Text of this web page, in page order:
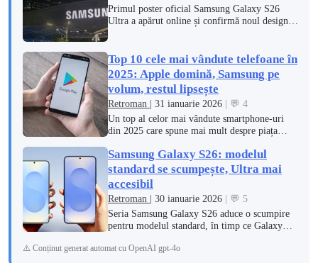
Primul poster oficial Samsung Galaxy S26
Ultra a apărut online și confirmă noul design,
Top 10 cele mai vândute telefoane în
2025: Apple domină, Samsung pe
volum, restul lipsește
Retroman | 31 ianuarie 2026
| 💬 4
Un top al celor mai vândute smartphone-uri
din 2025 care spune mai mult despre piața
pe hârtie.
Samsung Galaxy S26: modelul
standard se scumpește, Ultra mai
accesibil
Retroman | 30 ianuarie 2026
| 💬 5
Seria Samsung Galaxy S26 aduce o scumpire
pentru modelul standard, în timp ce Galaxy
este listată mai ieftin decât generația
⚠️ Conținut generat automat cu OpenAI gpt-4o